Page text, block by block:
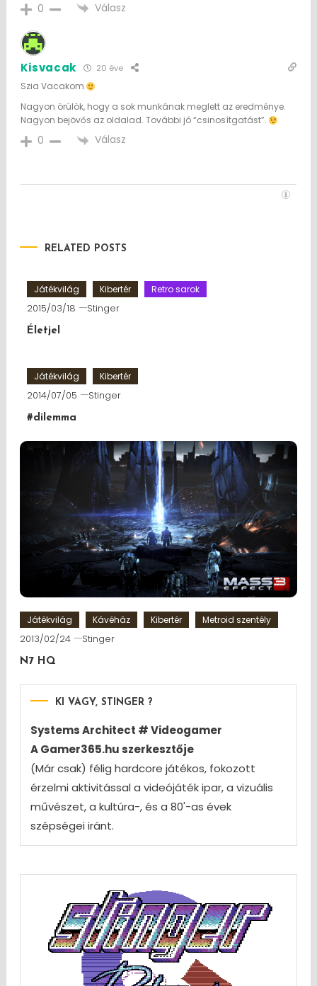
0 Válasz
Kisvacak 20 éve
Szia Vacakom
Nagyon örülök, hogy a sok munkának meglett az eredménye.
Nagyon bejövős az oldalad. További jó “csinosítgatást”.
0 Válasz
RELATED POSTS
Játékvilág Kibertér Retro sarok
2015/03/18 Stinger
Életjel
Játékvilág Kibertér
2014/07/05 Stinger
#dilemma
Játékvilág Kávéház Kibertér Metroid szentély
2013/02/24 Stinger
N7 HQ
KI VAGY, STINGER ?
Systems Architect # Videogamer
A Gamer365.hu szerkesztője
(Már csak) félig hardcore játékos, fokozott
érzelmi aktivitással a videójáték ipar, a vizuális
művészet, a kultúra-, és a 80'-as évek
szépségei iránt.